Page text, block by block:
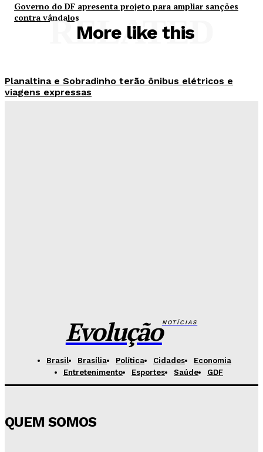
Governo do DF apresenta projeto para ampliar sanções
contra vândalos
More like this
RELATED
Planaltina e Sobradinho terão ônibus elétricos e
viagens expressas
EvoluçãoNOTÍCIAS
Brasil Brasília Política Cidades
Economia
Entretenimento
Esportes Saúde GDF
QUEM SOMOS